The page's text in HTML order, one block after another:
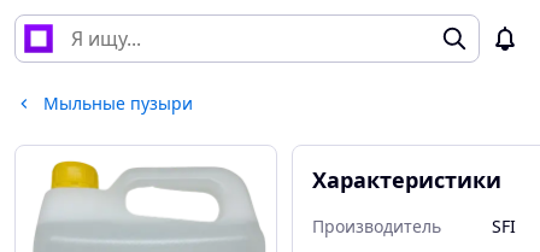
Мыльные пузыри
Характеристики
Производитель
SFI